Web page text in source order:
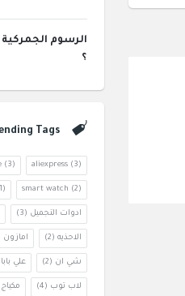
الرسوم
؟
Tags
aliexpress(3)
(3)
smart watch (2)
ادوات التجميل (3)
الاحذيه (2) امازون
شي ان (2) علي بابا
لاب توب (4) مكياج